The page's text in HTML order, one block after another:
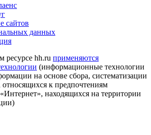
сайтов
данных
hh.ru применяются
(информационные технологии
на основе сбора, систематизации
относящихся к предпочтениям
находящихся на территории